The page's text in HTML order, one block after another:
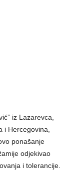
iz Lazarevca,
i Hercegovina,
ponašanje
odjekivao
i tolerancije.